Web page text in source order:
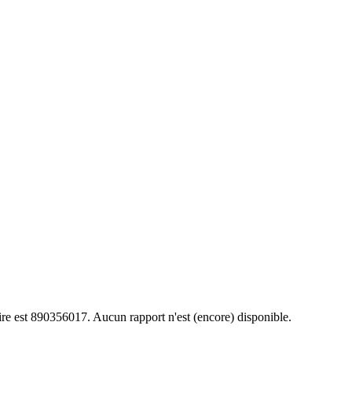
est 890356017. Aucun rapport n'est (encore) disponible.